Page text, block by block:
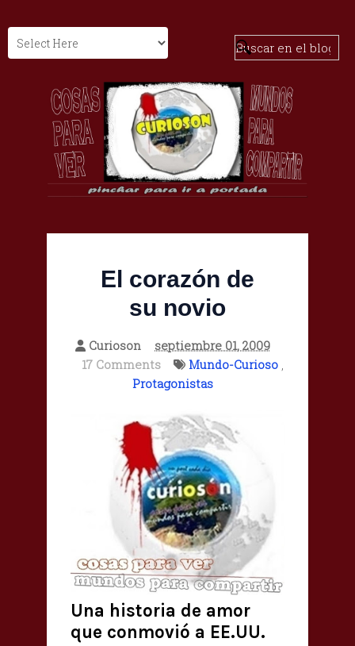
El corazón de
su novio
Curioson
septiembre 01, 2009
17 Comments
Mundo-Curioso ,
Protagonistas
Una historia de amor
que conmovió a EE.UU.